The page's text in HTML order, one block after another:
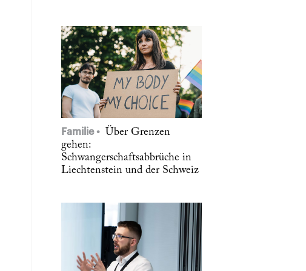
Familie
Über Grenzen
gehen:
Schwangerschaftsabbrüche in
Liechtenstein und der Schweiz